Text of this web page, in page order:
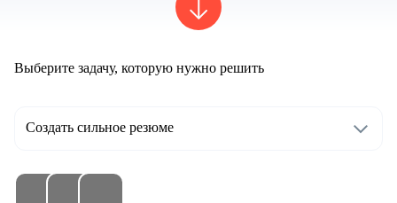
Выберите задачу, которую нужно решить
Создать сильное резюме